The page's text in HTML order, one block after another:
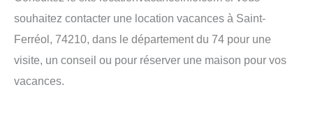
souhaitez contacter une location vacances à Saint-
Ferréol, 74210, dans le département du 74 pour une
visite, un conseil ou pour réserver une maison pour vos
vacances.